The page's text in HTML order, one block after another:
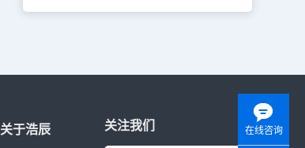
关于浩辰 关注我们 在线咨询